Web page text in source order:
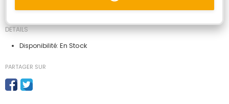
DETAILS
Disponibilité: En Stock
PARTAGER SUR